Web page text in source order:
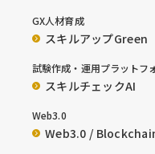
GX人材育成
スキルアップGreen
試験作成・運用プラットフ
スキルチェックAI
Web3.0
Web3.0 /